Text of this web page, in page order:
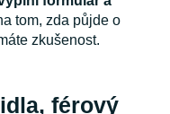
tom, zda půjde o
zkušenost.
férový